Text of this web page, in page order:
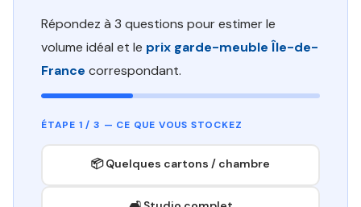
Répondez à 3 questions pour estimer le
volume idéal et le prix garde-meuble Île-de-
France correspondant.
ÉTAPE 1 / 3 — CE QUE VOUS STOCKEZ
📦 Quelques cartons / chambre